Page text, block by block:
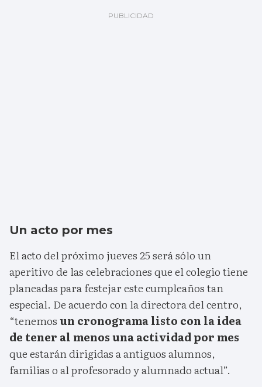
Un acto por mes
El acto del próximo jueves 25 será sólo un
aperitivo de las celebraciones que el colegio tiene
planeadas para festejar este cumpleaños tan
especial. De acuerdo con la directora del centro,
“tenemosun cronograma listo con la idea
de tener al menos una actividad por mes
que estarán dirigidas a antiguos alumnos,
familias o al profesorado y alumnado actual”.